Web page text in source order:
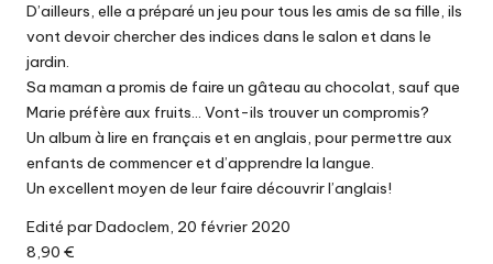
D’ailleurs, elle a préparé un jeu pour tous les amis de sa fille, ils
vont devoir chercher des indices dans le salon et dans le
jardin.
Sa maman a promis de faire un gâteau au chocolat, sauf que
Marie préfère aux fruits… Vont-ils trouver un compromis?
Un album à lire en français et en anglais, pour permettre aux
enfants de commencer et d’apprendre la langue.
Un excellent moyen de leur faire découvrir l’anglais!
Edité par Dadoclem, 20 février 2020
8,90 €